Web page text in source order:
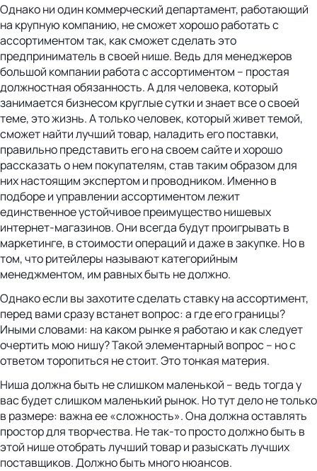
Однако ни один коммерческий департамент, работающий
на крупную компанию, не сможет хорошо работать с
ассортиментом так, как сможет сделать это
предприниматель в своей нише. Ведь для менеджеров
большой компании работа с ассортиментом – простая
должностная обязанность. А для человека, который
занимается бизнесом круглые сутки и знает все о своей
теме, это жизнь. А только человек, который живет темой,
сможет найти лучший товар, наладить его поставки,
правильно представить его на своем сайте и хорошо
рассказать о нем покупателям, став таким образом для
них настоящим экспертом и проводником. Именно в
подборе и управлении ассортиментом лежит
единственное устойчивое преимущество нишевых
интернет-магазинов. Они всегда будут проигрывать в
маркетинге, в стоимости операций и даже в закупке. Но в
том, что ритейлеры называют категорийным
менеджментом, им равных быть не должно.
Однако если вы захотите сделать ставку на ассортимент,
перед вами сразу встанет вопрос: а где его границы?
Иными словами: на каком рынке я работаю и как следует
очертить мою нишу? Такой элементарный вопрос – но с
ответом торопиться не стоит. Это тонкая материя.
Ниша должна быть не слишком маленькой – ведь тогда у
вас будет слишком маленький рынок. Но тут дело не только
в размере: важна ее «сложность». Она должна оставлять
простор для творчества. Не так-то просто должно быть в
этой нише отобрать лучший товар и разыскать лучших
поставщиков. Должно быть много нюансов.